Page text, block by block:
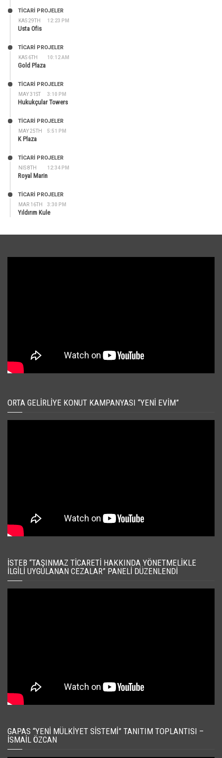
KAS 29TH 12:23 PM
TİCARİ PROJELER
Usta Ofis
KAS 6TH 10:12 AM
TİCARİ PROJELER
Gold Plaza
MAY 31ST 3:10 PM
TİCARİ PROJELER
Hukukçular Towers
MAY 25TH 5:51 PM
TİCARİ PROJELER
K Plaza
NIS 8TH 12:34 PM
TİCARİ PROJELER
Royal Marin
MAR 16TH 3:30 PM
TİCARİ PROJELER
Yıldırım Kule
ORTA GELIRLIYE KONUT KAMPANYASI “YENI EVIM”
İSTEB “TAŞINMAZ TICARETI HAKKINDA YÖNETMELIKLE
İLGILI UYGULANAN CEZALAR” PANELI DÜZENLENDI
GAPAS “YENI MÜLKIYET SISTEMI” TANITIM TOPLANTISI –
İSMAIL ÖZCAN